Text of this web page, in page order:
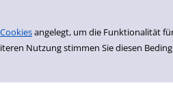
Cookiesangelegt, um die Funktionalität
Nutzung stimmen Sie diesen